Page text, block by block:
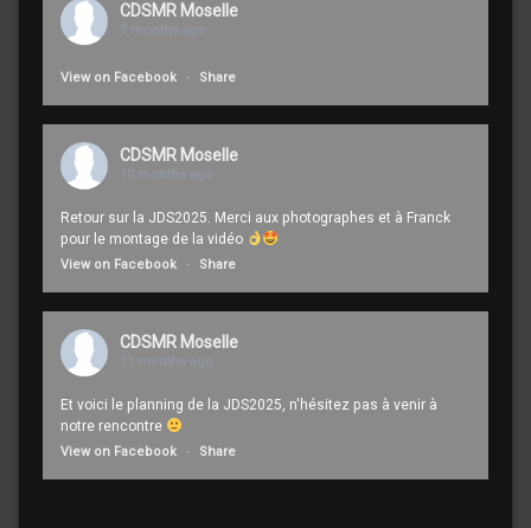
CDSMR Moselle
7 months ago
View on Facebook · Share
CDSMR Moselle
10 months ago
Retour sur la JDS2025. Merci aux photographes et à Franck
pour le montage de la vidéo
View on Facebook · Share
CDSMR Moselle
11 months ago
Et voici le planning de la JDS2025, n'hésitez pas à venir à
notre rencontre
View on Facebook · Share